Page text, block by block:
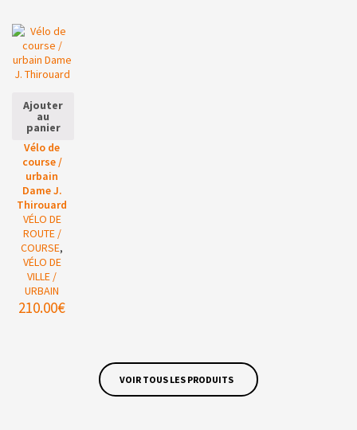
Ajouter
au
panier
Vélo de
course /
urbain
Dame J.
Thirouard
VÉLO DE
ROUTE /
COURSE,
VÉLO DE
VILLE /
URBAIN
210.00€
VOIR TOUS LES PRODUITS